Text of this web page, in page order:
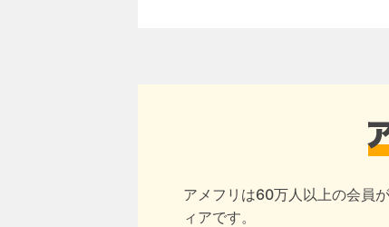
アメフリは60万人以上の会員
ィアです。